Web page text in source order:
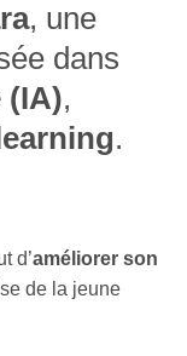
, une
dans
(IA),
.
d’améliorer son
de la jeune